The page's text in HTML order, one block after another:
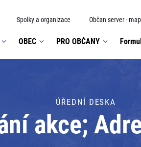
Spolky a organizace Občan server -
OBEC PRO OBČANY
ÚŘEDNÍ DESKA
akce;